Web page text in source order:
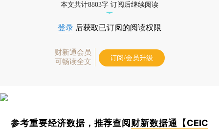
本文共计8803字 订阅后继续阅读
登录 后获取已订阅的阅读权限
财新通会员
可畅读全文
订阅/会员升级
参考重要经济数据，推荐查阅 财新数据通【CEIC